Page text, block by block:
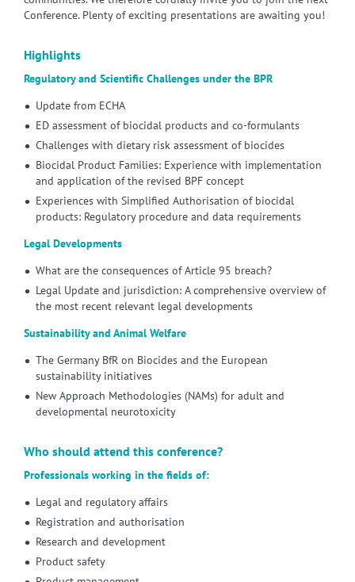
Conference. Plenty of exciting presentations are awaiting you!
Highlights
Regulatory and Scientific Challenges under the BPR
Update from ECHA
ED assessment of biocidal products and co-formulants
Challenges with dietary risk assessment of biocides
Biocidal Product Families: Experience with implementation
and application of the revised BPF concept
Experiences with Simplified Authorisation of biocidal
products: Regulatory procedure and data requirements
Legal Developments
What are the consequences of Article 95 breach?
Legal Update and jurisdiction: A comprehensive overview of
the most recent relevant legal developments
Sustainability and Animal Welfare
The Germany BfR on Biocides and the European
sustainability initiatives
New Approach Methodologies (NAMs) for adult and
developmental neurotoxicity
Who should attend this conference?
Professionals working in the fields of:
Legal and regulatory affairs
Registration and authorisation
Research and development
Product safety